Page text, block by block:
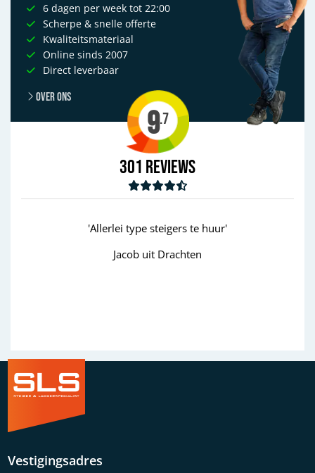
6 dagen per week tot 22:00
Scherpe & snelle offerte
Kwaliteitsmateriaal
Online sinds 2007
Direct leverbaar
Over ons
9.7
301 Reviews
'Allerlei type steigers te huur'
Jacob uit Drachten
Vestigingsadres